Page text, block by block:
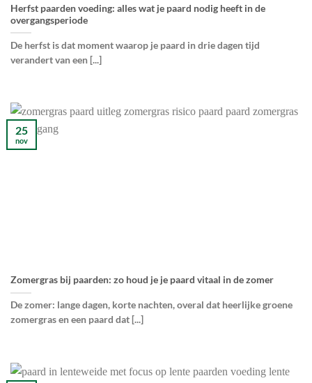
Herfst paarden voeding: alles wat je paard nodig heeft in de
overgangsperiode
De herfst is dat moment waarop je paard in drie dagen tijd
verandert van een [...]
Zomergras bij paarden: zo houd je je paard vitaal in de zomer
De zomer: lange dagen, korte nachten, overal dat heerlijke groene
zomergras en een paard dat [...]
25
nov